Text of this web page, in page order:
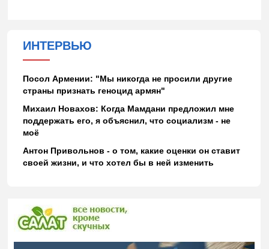
ИНТЕРВЬЮ
Посол Армении: "Мы никогда не просили другие
страны признать геноцид армян"
Михаил Новахов: Когда Мамдани предложил мне
поддержать его, я объяснил, что социализм - не
моё
Антон Привольнов - о том, какие оценки он ставит
своей жизни, и что хотел бы в ней изменить